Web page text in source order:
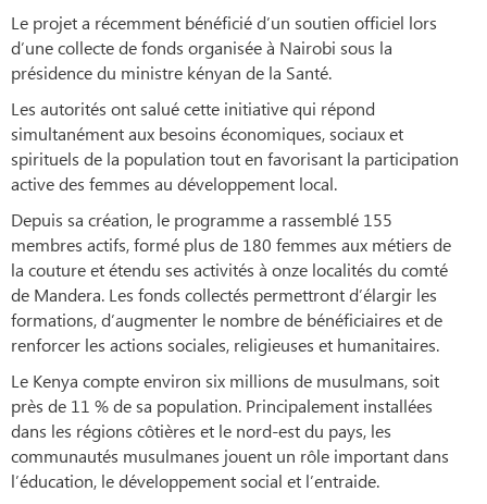
Le projet a récemment bénéficié d’un soutien officiel lors
d’une collecte de fonds organisée à Nairobi sous la
présidence du ministre kényan de la Santé.
Les autorités ont salué cette initiative qui répond
simultanément aux besoins économiques, sociaux et
spirituels de la population tout en favorisant la participation
active des femmes au développement local.
Depuis sa création, le programme a rassemblé 155
membres actifs, formé plus de 180 femmes aux métiers de
la couture et étendu ses activités à onze localités du comté
de Mandera. Les fonds collectés permettront d’élargir les
formations, d’augmenter le nombre de bénéficiaires et de
renforcer les actions sociales, religieuses et humanitaires.
Le Kenya compte environ six millions de musulmans, soit
près de 11 % de sa population. Principalement installées
dans les régions côtières et le nord-est du pays, les
communautés musulmanes jouent un rôle important dans
l’éducation, le développement social et l’entraide.